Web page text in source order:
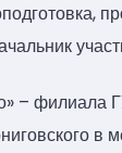
– филиала